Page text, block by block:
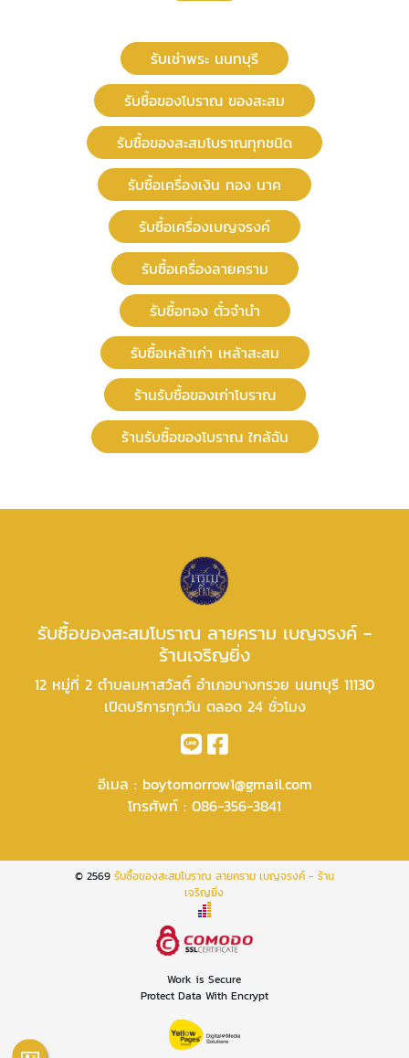
รับเช่าพระ นนทบุรี
รับซื้อของโบราณ ของสะสม
รับซื้อของสะสมโบราณทุกชนิด
รับซื้อเครื่องเงิน ทอง นาค
รับซื้อเครื่องเบญจรงค์
รับซื้อเครื่องลายคราม
รับซื้อทอง ตั๋วจำนำ
รับซื้อเหล้าเก่า เหล้าสะสม
ร้านรับซื้อของเก่าโบราณ
ร้านรับซื้อของโบราณ ใกล้ฉัน
รับซื้อของสะสมโบราณ ลายคราม เบญจรงค์ -
ร้านเจริญยิ่ง
12 หมู่ที่ 2 ตำบลมหาสวัสดิ์ อำเภอบางกรวย นนทบุรี 11130
เปิดบริการทุกวัน ตลอด 24 ชั่วโมง
อีเมล : boytomorrow1@gmail.com
โทรศัพท์ : 086-356-3841
© 2569 รับซื้อของสะสมโบราณ ลายคราม เบญจรงค์ - ร้าน
เจริญยิ่ง
Work is Secure
Protect Data With Encrypt